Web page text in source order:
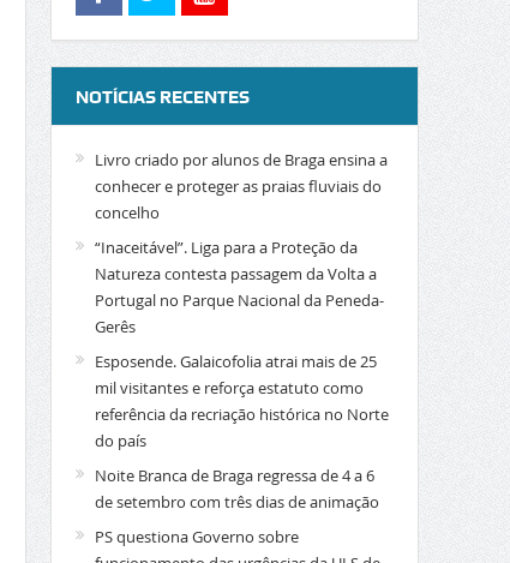
NOTÍCIAS RECENTES
Livro criado por alunos de Braga ensina a
conhecer e proteger as praias fluviais do
concelho
“Inaceitável”. Liga para a Proteção da
Natureza contesta passagem da Volta a
Portugal no Parque Nacional da Peneda-
Gerês
Esposende. Galaicofolia atrai mais de 25
mil visitantes e reforça estatuto como
referência da recriação histórica no Norte
do país
Noite Branca de Braga regressa de 4 a 6
de setembro com três dias de animação
PS questiona Governo sobre